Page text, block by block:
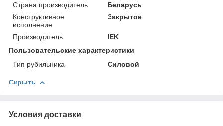
Страна производитель
Беларусь
Конструктивное
исполнение
Закрытое
Производитель
IEK
Пользовательские характеристики
Тип рубильника
Силовой
Скрыть
Условия доставки